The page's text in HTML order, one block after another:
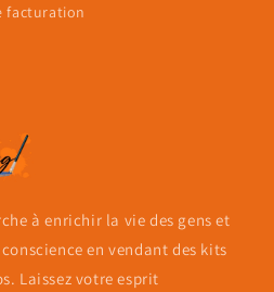
facturation
à enrichir la vie des gens et
en vendant des kits
Laissez votre esprit